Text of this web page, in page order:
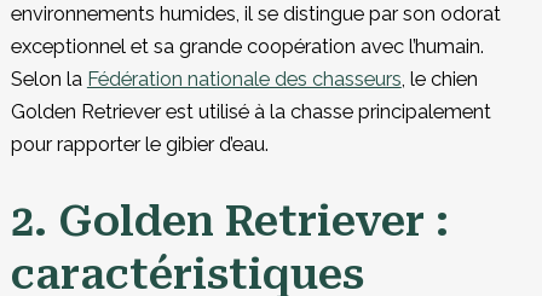
environnements humides, il se distingue par son odorat
exceptionnel et sa grande coopération avec l’humain.
Selon la Fédération nationale des chasseurs , le chien
Golden Retriever est utilisé à la chasse principalement
pour rapporter le gibier d’eau.
2. Golden Retriever :
caractéristiques